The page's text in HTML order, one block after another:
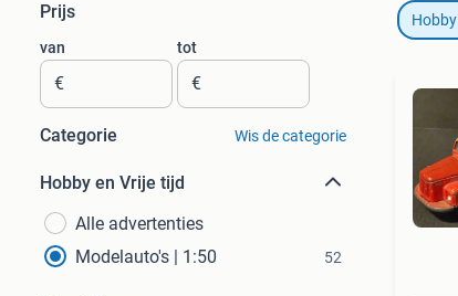
Prijs
van
€
tot
€
Categorie Wis de categorie
Hobby en Vrije tijd
Alle advertenties
Modelauto's | 1:50
52